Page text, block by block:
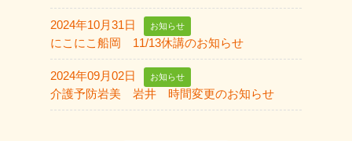
2024年10月31日 お知らせ
にこにこ船岡 11/13休講のお知らせ
2024年09月02日 お知らせ
介護予防岩美 岩井 時間変更のお知らせ